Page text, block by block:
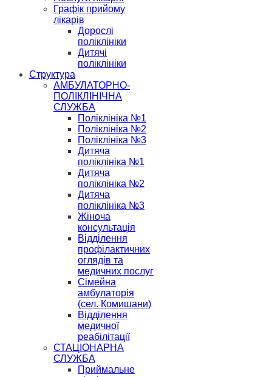
Графік прийому
лікарів
Дорослі
поліклініки
Дитячі
поліклініки
Структура
АМБУЛАТОРНО-
ПОЛІКЛІНІЧНА
СЛУЖБА
Поліклініка №1
Поліклініка №2
Поліклініка №3
Дитяча
поліклініка №1
Дитяча
поліклініка №2
Дитяча
поліклініка №3
Жіноча
консультація
Відділення
профілактичних
оглядів та
медичних послуг
Сімейна
амбулаторія
(сел. Комишани)
Відділення
медичної
реабілітації
СТАЦІОНАРНА
СЛУЖБА
Приймальне